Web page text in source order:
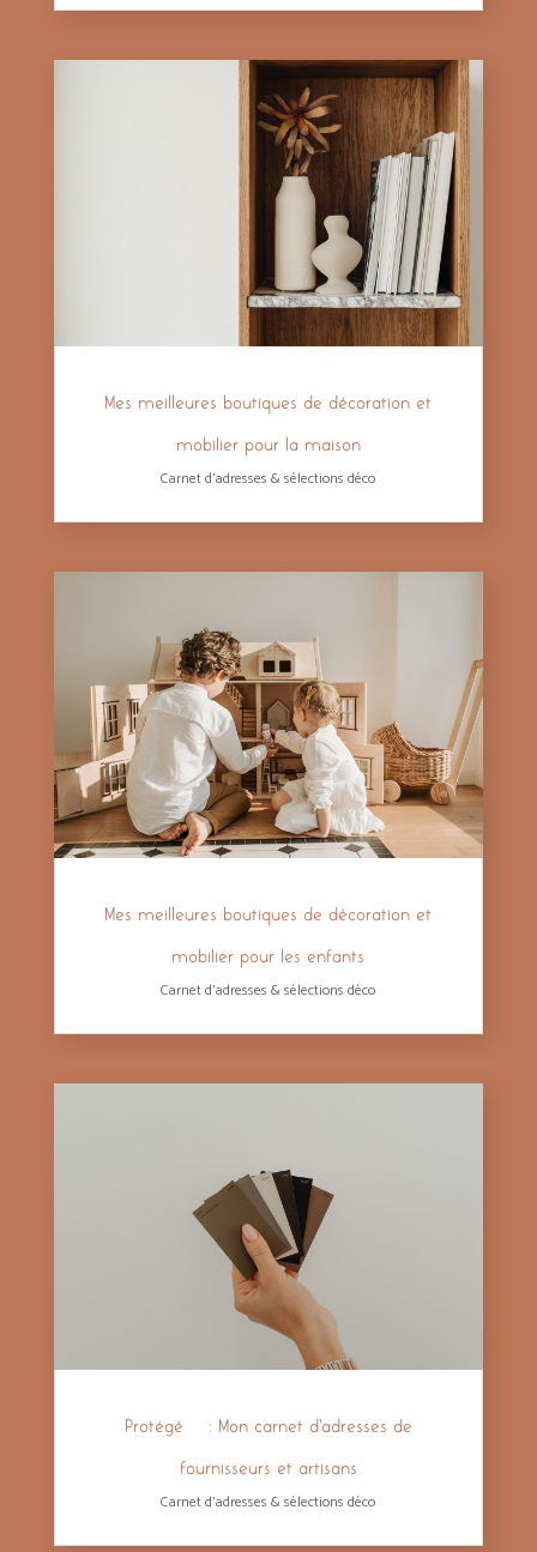
Mes meilleures boutiques de décoration et
mobilier pour la maison
Carnet d'adresses & sélections déco
Mes meilleures boutiques de décoration et
mobilier pour les enfants
Carnet d'adresses & sélections déco
Protégé : Mon carnet d’adresses de
fournisseurs et artisans
Carnet d'adresses & sélections déco